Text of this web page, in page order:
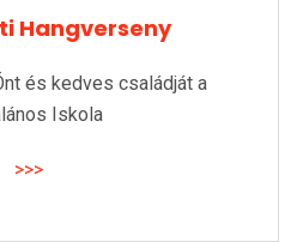
Hangverseny
és kedves családját a
Iskola
>>>